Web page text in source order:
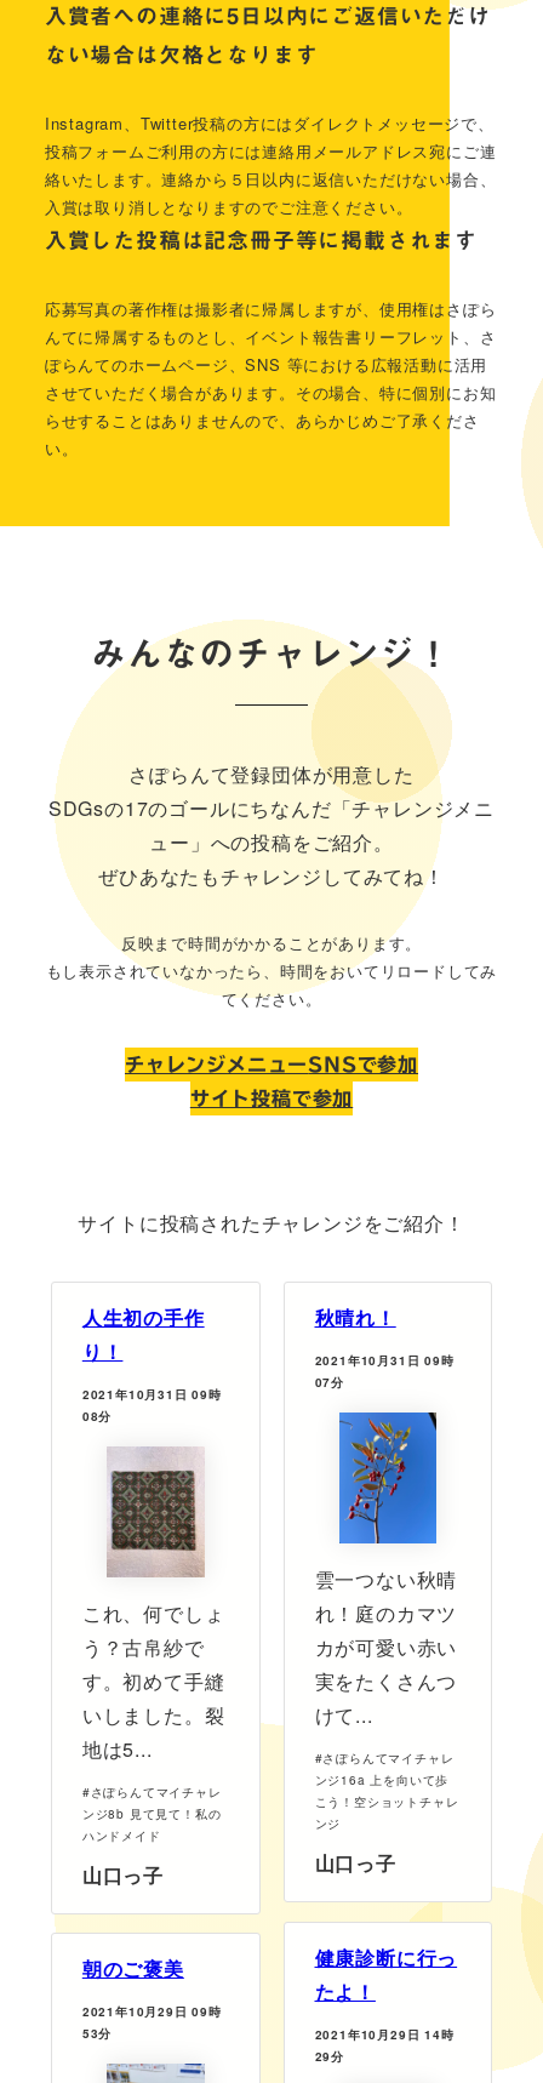
入賞者への連絡に5日以内にご返信いただけ
ない場合は欠格となります
Instagram、Twitter投稿の方にはダイレクトメッセージで、
投稿フォームご利用の方には連絡用メールアドレス宛にご連
絡いたします。連絡から５日以内に返信いただけない場合、
入賞は取り消しとなりますのでご注意ください。
入賞した投稿は記念冊子等に掲載されます
応募写真の著作権は撮影者に帰属しますが、使用権はさぽら
んてに帰属するものとし、イベント報告書リーフレット、さ
ぽらんてのホームページ、SNS 等における広報活動に活用
させていただく場合があります。その場合、特に個別にお知
らせすることはありませんので、あらかじめご了承くださ
い。
みんなのチャレンジ！
さぽらんて登録団体が用意した
SDGsの17のゴールにちなんだ「チャレンジメニ
ュー」への投稿をご紹介。
ぜひあなたもチャレンジしてみてね！
反映まで時間がかかることがあります。
もし表示されていなかったら、時間をおいてリロードしてみ
てください。
チャレンジメニューSNSで参加
サイト投稿で参加
サイトに投稿されたチャレンジをご紹介！
人生初の手作
り！
2021年10月31日 09時
08分
これ、何でしょ
う？古帛紗で
す。初めて手縫
いしました。裂
地は5...
#さぽらんてマイチャレ
ンジ8b 見て見て！私の
ハンドメイド
山口っ子
秋晴れ！
2021年10月31日 09時
07分
雲一つない秋晴
れ！庭のカマツ
カが可愛い赤い
実をたくさんつ
けて...
#さぽらんてマイチャレ
ンジ16a 上を向いて歩
こう！空ショットチャレ
ンジ
山口っ子
健康診断に行っ
たよ！
2021年10月29日 14時
29分
朝のご褒美
2021年10月29日 09時
53分